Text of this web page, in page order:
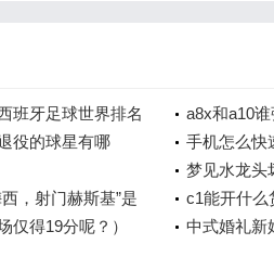
班牙足球世界排名
a8x和a10谁
役的球星有哪
手机怎么快
梦见水龙头
，射门赫斯基”是
c1能开什么
仅得19分呢？）
中式婚礼新